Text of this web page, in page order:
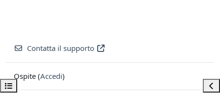
Apri indice del corso
Contatta il supporto
Ospite (Accedi)